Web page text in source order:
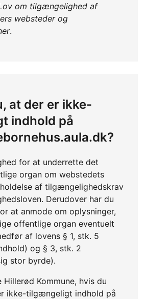
om tilgængelighed af
websteder og
.
at der er ikke-
indhold på
for at underrette det
organ om webstedets
af tilgængelighedskrav
Derudover har du
at anmode om oplysninger,
offentlige organ eventuelt
af lovens § 1, stk. 5
og § 3, stk. 2
stor byrde).
Kommune, hvis du
ikke-tilgængeligt indhold på